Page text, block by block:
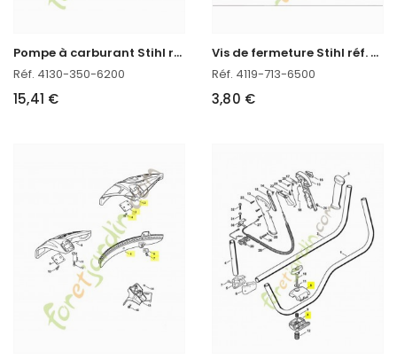
P
ompe à carburant Stihl réf. 4130-350-6200 en stock
Réf. 4130-350-6200
15,41 €
V
is de fermeture Stihl réf. 4119-713-6500 en stock
Réf. 4119-713-6500
3,80 €